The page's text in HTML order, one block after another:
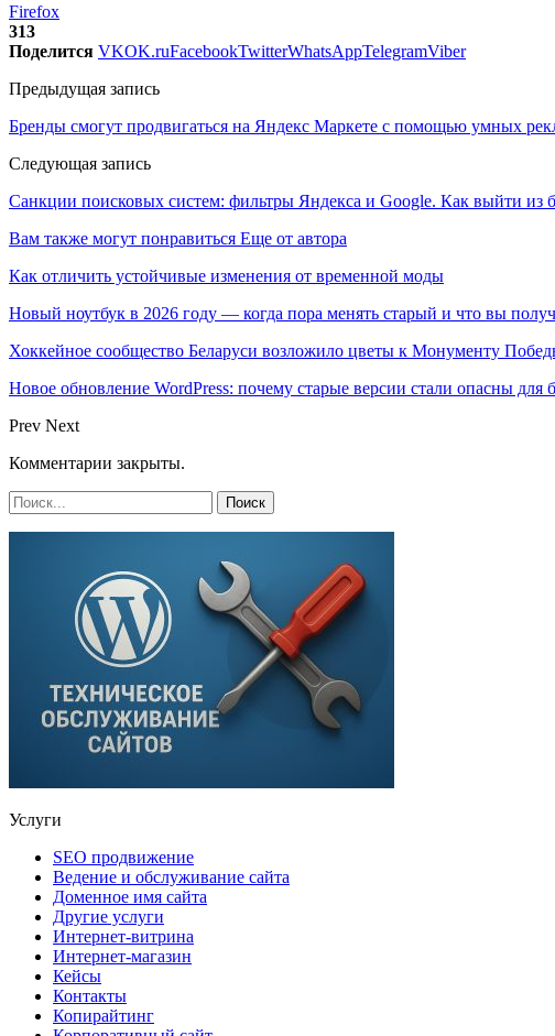
Firefox
313
Поделится VKOK.ruFacebookTwitterWhatsAppTelegramViber
Предыдущая запись
Бренды смогут продвигаться на Яндекс Маркете с помощью умных
Следующая запись
Санкции поисковых систем: фильтры Яндекса и Google. Как выйти из
Вам также могут понравиться Еще от автора
Как отличить устойчивые изменения от временной моды
Новый ноутбук в 2026 году — когда пора менять старый и что вы
Хоккейное сообщество Беларуси возложило цветы к Монументу
Новое обновление WordPress: почему старые версии стали опасны для
Prev Next
Комментарии закрыты.
Услуги
SEO продвижение
Ведение и обслуживание сайта
Доменное имя сайта
Другие услуги
Интернет-витрина
Интернет-магазин
Кейсы
Контакты
Копирайтинг